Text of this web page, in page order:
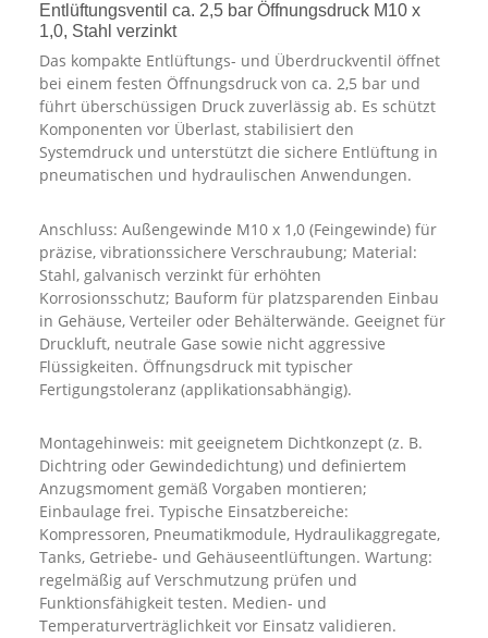
Entlüftungsventil ca. 2,5 bar Öffnungsdruck M10 x
1,0, Stahl verzinkt
Das kompakte Entlüftungs- und Überdruckventil öffnet
bei einem festen Öffnungsdruck von ca. 2,5 bar und
führt überschüssigen Druck zuverlässig ab. Es schützt
Komponenten vor Überlast, stabilisiert den
Systemdruck und unterstützt die sichere Entlüftung in
pneumatischen und hydraulischen Anwendungen.
Anschluss: Außengewinde M10 x 1,0 (Feingewinde) für
präzise, vibrationssichere Verschraubung; Material:
Stahl, galvanisch verzinkt für erhöhten
Korrosionsschutz; Bauform für platzsparenden Einbau
in Gehäuse, Verteiler oder Behälterwände. Geeignet für
Druckluft, neutrale Gase sowie nicht aggressive
Flüssigkeiten. Öffnungsdruck mit typischer
Fertigungstoleranz (applikationsabhängig).
Montagehinweis: mit geeignetem Dichtkonzept (z. B.
Dichtring oder Gewindedichtung) und definiertem
Anzugsmoment gemäß Vorgaben montieren;
Einbaulage frei. Typische Einsatzbereiche:
Kompressoren, Pneumatikmodule, Hydraulikaggregate,
Tanks, Getriebe- und Gehäuseentlüftungen. Wartung:
regelmäßig auf Verschmutzung prüfen und
Funktionsfähigkeit testen. Medien- und
Temperaturverträglichkeit vor Einsatz validieren.